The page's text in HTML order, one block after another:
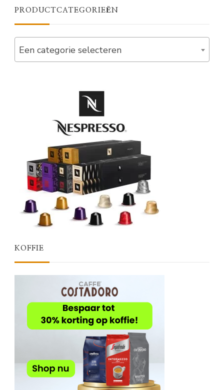
PRODUCTCATEGORIEËN
Een categorie selecteren
KOFFIE